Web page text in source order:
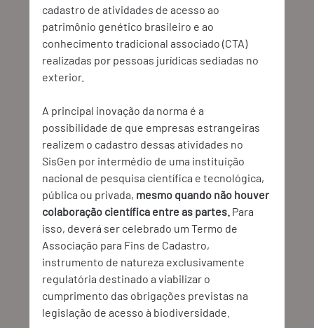
cadastro de atividades de acesso ao
patrimônio genético brasileiro e ao
conhecimento tradicional associado (CTA)
realizadas por pessoas jurídicas sediadas no
exterior.
A principal inovação da norma é a
possibilidade de que empresas estrangeiras
realizem o cadastro dessas atividades no
SisGen por intermédio de uma instituição
nacional de pesquisa científica e tecnológica,
pública ou privada, mesmo quando não houver
colaboração científica entre as partes. Para
isso, deverá ser celebrado um Termo de
Associação para Fins de Cadastro,
instrumento de natureza exclusivamente
regulatória destinado a viabilizar o
cumprimento das obrigações previstas na
legislação de acesso à biodiversidade.